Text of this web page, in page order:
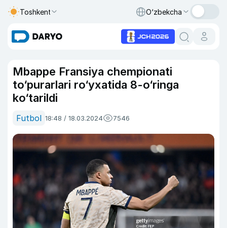
Toshkent O‘zbekcha
Mbappe Fransiya chempionati
to‘purarlari ro‘yxatida 8-o‘ringa
ko‘tarildi
Futbol 18:48 / 18.03.2024 7546